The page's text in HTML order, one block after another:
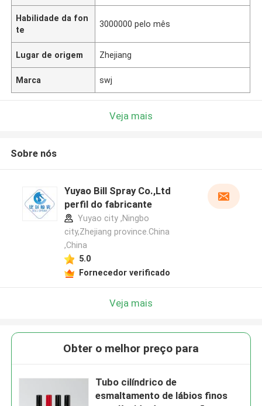
Habilidade da fon
te
3000000 pelo mês
Lugar de origem Zhejiang
Marca swj
Veja mais
Sobre nós
Yuyao Bill Spray Co.,Ltd
perfil do fabricante
Yuyao city ,Ningbo
city,Zhejiang province.China
,China
5.0
Fornecedor verificado
Veja mais
Obter o melhor preço para
Tubo cilíndrico de
esmaltamento de lábios finos